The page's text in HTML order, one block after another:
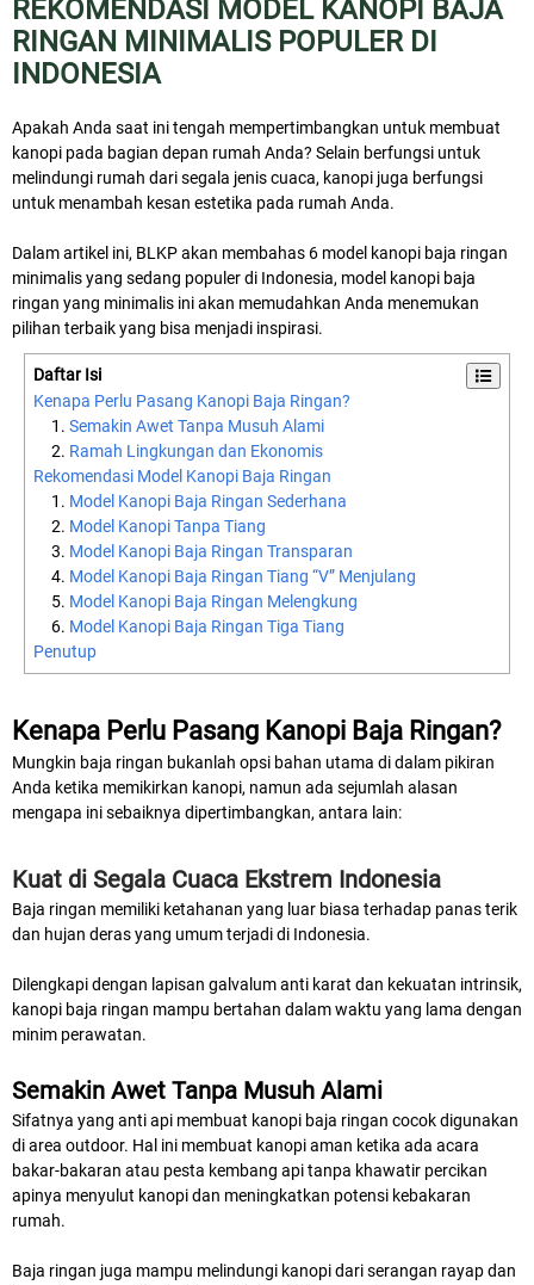
REKOMENDASI MODEL KANOPI BAJA
RINGAN MINIMALIS POPULER DI
INDONESIA
Apakah Anda saat ini tengah mempertimbangkan untuk membuat
kanopi pada bagian depan rumah Anda? Selain berfungsi untuk
melindungi rumah dari segala jenis cuaca, kanopi juga berfungsi
untuk menambah kesan estetika pada rumah Anda.
Dalam artikel ini, BLKP akan membahas 6 model kanopi baja ringan
minimalis yang sedang populer di Indonesia, model kanopi baja
ringan yang minimalis ini akan memudahkan Anda menemukan
pilihan terbaik yang bisa menjadi inspirasi.
Daftar Isi
Kenapa Perlu Pasang Kanopi Baja Ringan?
Semakin Awet Tanpa Musuh Alami
Ramah Lingkungan dan Ekonomis
Rekomendasi Model Kanopi Baja Ringan
Model Kanopi Baja Ringan Sederhana
Model Kanopi Tanpa Tiang
Model Kanopi Baja Ringan Transparan
Model Kanopi Baja Ringan Tiang “V” Menjulang
Model Kanopi Baja Ringan Melengkung
Model Kanopi Baja Ringan Tiga Tiang
Penutup
Kenapa Perlu Pasang Kanopi Baja Ringan?
Mungkin baja ringan bukanlah opsi bahan utama di dalam pikiran
Anda ketika memikirkan kanopi, namun ada sejumlah alasan
mengapa ini sebaiknya dipertimbangkan, antara lain:
Kuat di Segala Cuaca Ekstrem Indonesia
Baja ringan memiliki ketahanan yang luar biasa terhadap panas terik
dan hujan deras yang umum terjadi di Indonesia.
Dilengkapi dengan lapisan galvalum anti karat dan kekuatan intrinsik,
kanopi baja ringan mampu bertahan dalam waktu yang lama dengan
minim perawatan.
Semakin Awet Tanpa Musuh Alami
Sifatnya yang anti api membuat kanopi baja ringan cocok digunakan
di area outdoor. Hal ini membuat kanopi aman ketika ada acara
bakar-bakaran atau pesta kembang api tanpa khawatir percikan
apinya menyulut kanopi dan meningkatkan potensi kebakaran
rumah.
Baja ringan juga mampu melindungi kanopi dari serangan rayap dan